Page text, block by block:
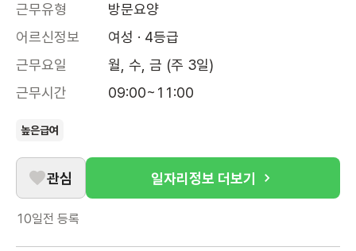
근무유형
방문요양
어르신정보
여성 · 4등급
근무요일
월, 수, 금 (주 3일)
근무시간
09:00~11:00
높은급여
관심 일자리정보 더보기
10일전 등록